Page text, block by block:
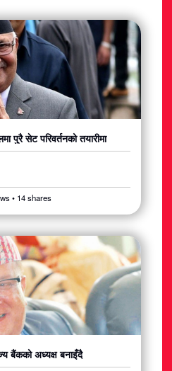
पुरै सेट परिवर्तनको तयारीमा
• 14 shares
बैंकको अध्यक्ष बनाइँदै